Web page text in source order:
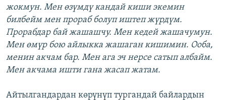
жокмун. Мен өзүмдү кандай киши экемин
билбейм мен прораб болуп иштеп жүрдүм.
Прорабдар бай жашашчу. Мен кедей жашачумун.
Мен өмүр бою айлыкка жашаган кишимин. Ооба,
менин акчам бар. Мен ага эч нерсе сатып албайм.
Мен акчама ишти гана жасап жатам.
Айтылгандардан көрүнүп тургандай байлардын